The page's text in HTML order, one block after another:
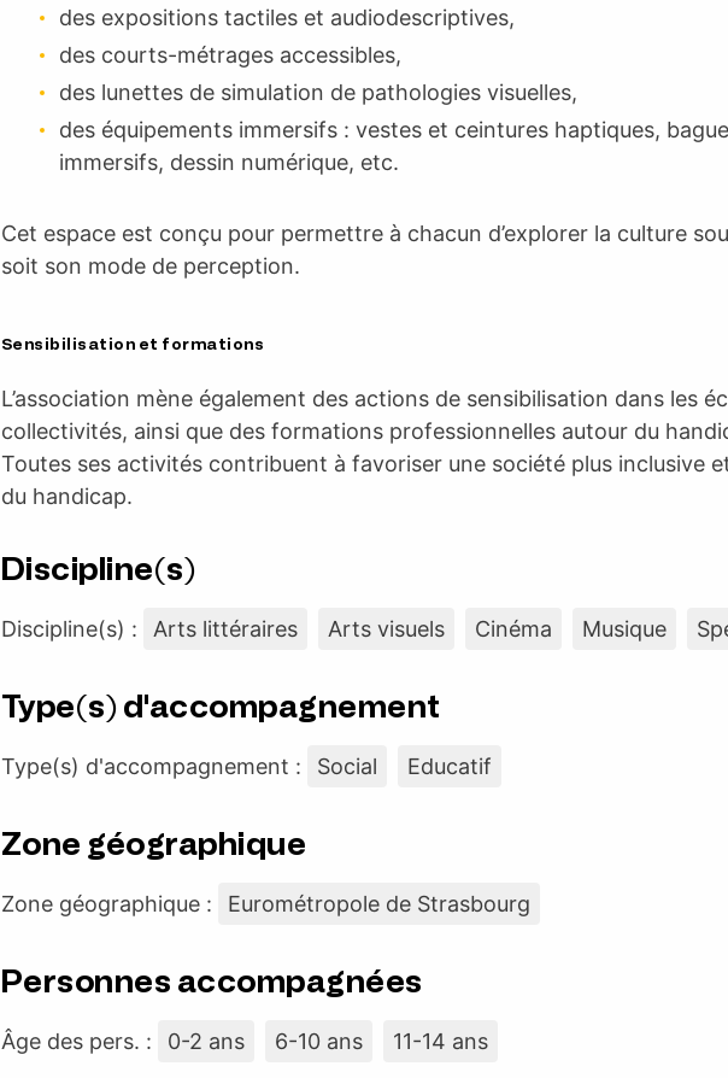
des expositions tactiles et audiodescriptives,
des courts-métrages accessibles,
des lunettes de simulation de pathologies visuelles,
des équipements immersifs : vestes et ceintures haptiques,
immersifs, dessin numérique, etc.
Cet espace est conçu pour permettre à chacun d’explorer la culture
soit son mode de perception.
Sensibilisation et formations
L’association mène également des actions de sensibilisation dans les
collectivités, ainsi que des formations professionnelles autour du
Toutes ses activités contribuent à favoriser une société plus inclusive
du handicap.
Discipline(s)
Discipline(s) : Arts littéraires Arts visuels Cinéma Musique
Type(s) d'accompagnement
Type(s) d'accompagnement : Social Educatif
Zone géographique
Zone géographique : Eurométropole de Strasbourg
Personnes accompagnées
Âge des pers. : 0-2 ans 6-10 ans 11-14 ans